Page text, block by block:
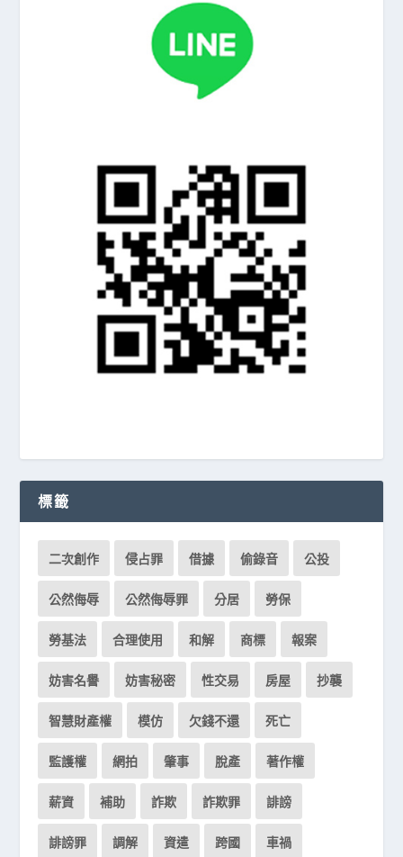
標籤
二次創作 侵占罪 借據 偷錄音 公投
公然侮辱 公然侮辱罪 分居 勞保
勞基法 合理使用 和解 商標 報案
妨害名譽 妨害秘密 性交易 房屋 抄襲
智慧財產權 模仿 欠錢不還 死亡
監護權 網拍 肇事 脫產 著作權
薪資 補助 詐欺 詐欺罪 誹謗
誹謗罪 調解 資遣 跨國 車禍